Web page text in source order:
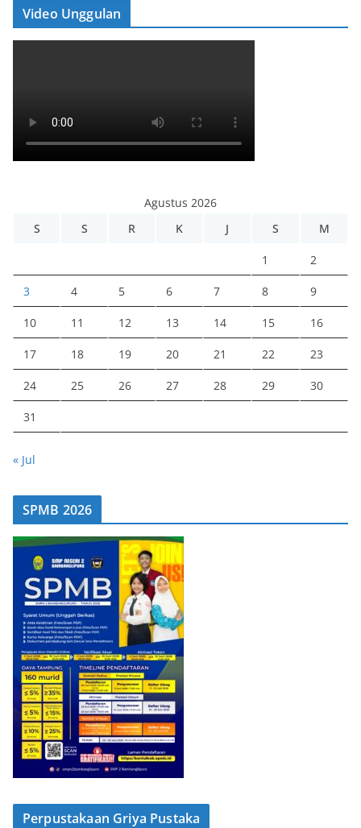
Video Unggulan
Agustus 2026
S
S R K J S M
1 2
3 4 5 6 7 8 9
10 11 12 13 14 15 16
17 18 19 20 21 22 23
24 25 26 27 28 29 30
31
« Jul
SPMB 2026
Perpustakaan Griya Pustaka